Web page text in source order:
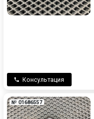
Консультация
№ 01686557